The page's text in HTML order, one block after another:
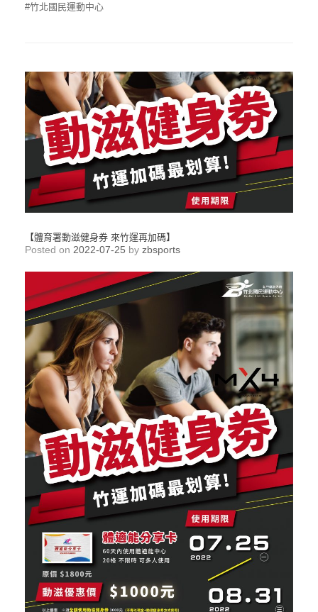
#竹北國民運動中心
【體育署動滋健身券 來竹運再加碼】
Posted on 2022-07-25 by zbsports